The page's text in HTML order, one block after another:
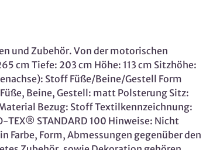
und Zubehör. Von der motorischen
cm Tiefe: 203 cm Höhe: 113 cm Sitzhöhe:
Stoff Füße/Beine/Gestell Form
Beine, Gestell: matt Polsterung Sitz:
Bezug: Stoff Textilkennzeichnung:
TEX® STANDARD 100 Hinweise: Nicht
Farbe, Form, Abmessungen gegenüber den